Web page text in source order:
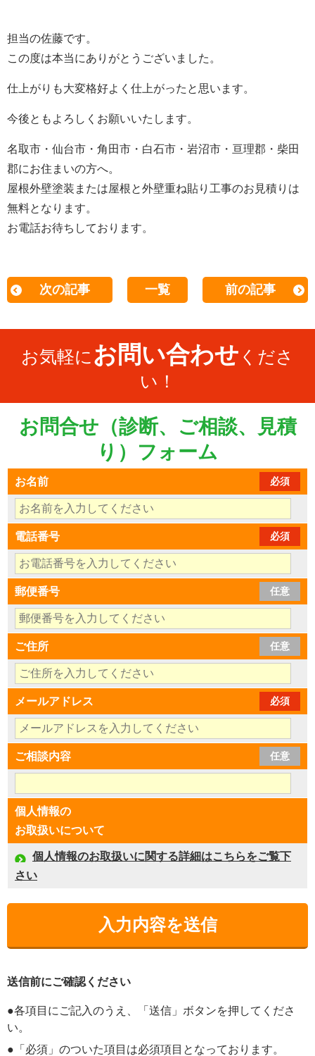
担当の佐藤です。
この度は本当にありがとうございました。
仕上がりも大変格好よく仕上がったと思います。
今後ともよろしくお願いいたします。
名取市・仙台市・角田市・白石市・岩沼市・亘理郡・柴田
郡にお住まいの方へ。
屋根外壁塗装または屋根と外壁重ね貼り工事のお見積りは
無料となります。
お電話お待ちしております。
次の記事 一覧 前の記事
お気軽に お問い合わせ くださ
い！
お問合せ（診断、ご相談、見積
り）フォーム
お名前 必須
電話番号 必須
郵便番号 任意
ご住所 任意
メールアドレス 必須
ご相談内容 任意
個人情報の
お取扱いについて
個人情報のお取扱いに関する詳細はこちらをご覧下
さい
送信前にご確認ください
●各項目にご記入のうえ、「送信」ボタンを押してくださ
い。
●「必須」のついた項目は必須項目となっております。